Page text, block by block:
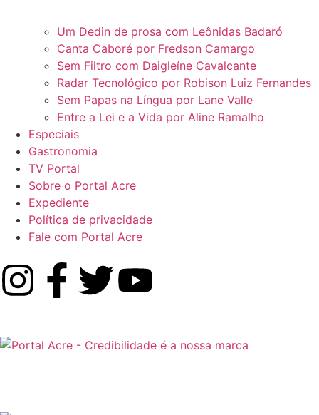
Um Dedin de prosa com Leônidas Badaró
Canta Caboré por Fredson Camargo
Sem Filtro com Daigleíne Cavalcante
Radar Tecnológico por Robison Luiz Fernandes
Sem Papas na Língua por Lane Valle
Entre a Lei e a Vida por Aline Ramalho
Especiais
Gastronomia
TV Portal
Sobre o Portal Acre
Expediente
Política de privacidade
Fale com Portal Acre